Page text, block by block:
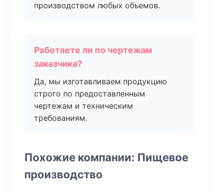
производством любых объемов.
Работаете ли по чертежам
заказчика?
Да, мы изготавливаем продукцию
строго по предоставленным
чертежам и техническим
требованиям.
Похожие компании: Пищевое
производство